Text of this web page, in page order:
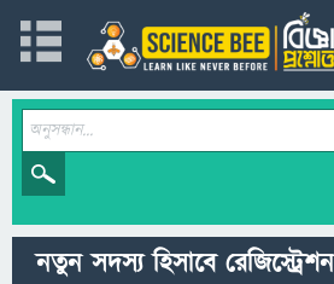
নতুন সদস্য হিসাবে